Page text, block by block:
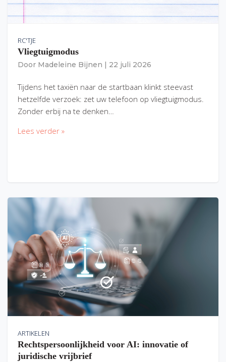
RC'TJE
Vliegtuigmodus
Door Madeleine Bijnen 22 juli 2026
Tijdens het taxiën naar de startbaan klinkt steevast
hetzelfde verzoek: zet uw telefoon op vliegtuigmodus.
Zonder erbij na te denken…
Lees verder »
ARTIKELEN
Rechtspersoonlijkheid voor AI: innovatie of
juridische vrijbrief